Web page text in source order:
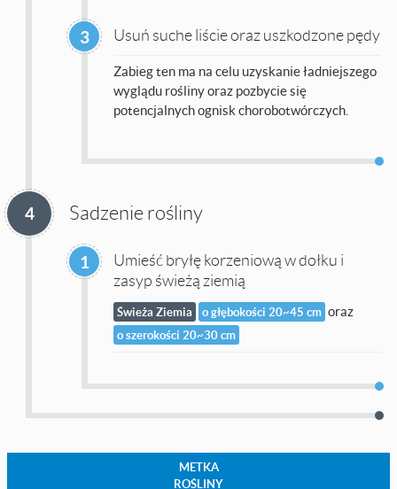
3 Usuń suche liście oraz uszkodzone pędy
Zabieg ten ma na celu uzyskanie ładniejszego
wyglądu rośliny oraz pozbycie się
potencjalnych ognisk chorobotwórczych.
4 Sadzenie rośliny
1
Umieść bryłę korzeniową w dołku i
zasyp świeżą ziemią
Świeża Ziemia o głębokości 20~45 cm oraz
o szerokości 20~30 cm
METKA
ROŚLINY